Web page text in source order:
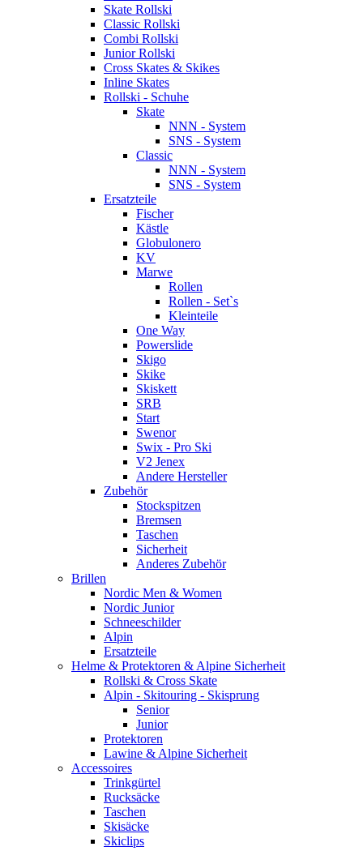
Skate Rollski
Classic Rollski
Combi Rollski
Junior Rollski
Cross Skates & Skikes
Inline Skates
Rollski - Schuhe
Skate
NNN - System
SNS - System
Classic
NNN - System
SNS - System
Ersatzteile
Fischer
Kästle
Globulonero
KV
Marwe
Rollen
Rollen - Set`s
Kleinteile
One Way
Powerslide
Skigo
Skike
Skiskett
SRB
Start
Swenor
Swix - Pro Ski
V2 Jenex
Andere Hersteller
Zubehör
Stockspitzen
Bremsen
Taschen
Sicherheit
Anderes Zubehör
Brillen
Nordic Men & Women
Nordic Junior
Schneeschilder
Alpin
Ersatzteile
Helme & Protektoren & Alpine Sicherheit
Rollski & Cross Skate
Alpin - Skitouring - Skisprung
Senior
Junior
Protektoren
Lawine & Alpine Sicherheit
Accessoires
Trinkgürtel
Rucksäcke
Taschen
Skisäcke
Skiclips